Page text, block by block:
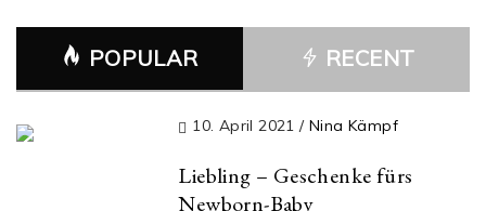
POPULAR RECENT
10. April 2021/ Nina Kämpf
Liebling – Geschenke fürs
Newborn-Baby